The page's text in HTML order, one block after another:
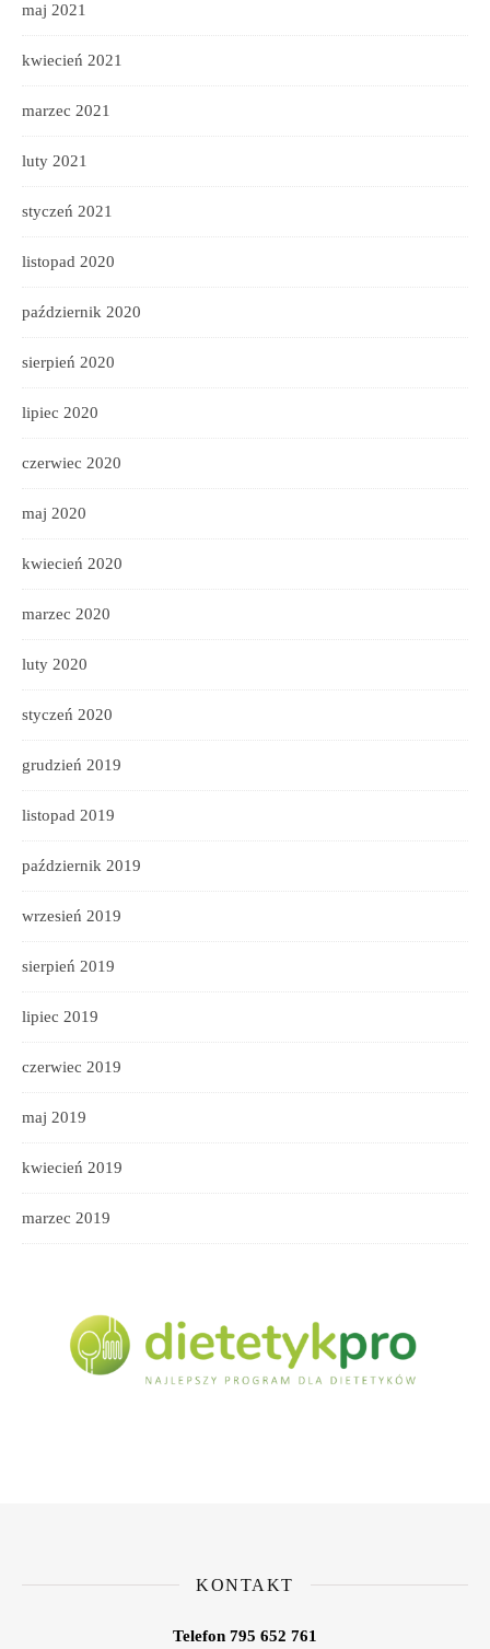
maj 2021
kwiecień 2021
marzec 2021
luty 2021
styczeń 2021
listopad 2020
październik 2020
sierpień 2020
lipiec 2020
czerwiec 2020
maj 2020
kwiecień 2020
marzec 2020
luty 2020
styczeń 2020
grudzień 2019
listopad 2019
październik 2019
wrzesień 2019
sierpień 2019
lipiec 2019
czerwiec 2019
maj 2019
kwiecień 2019
marzec 2019
KONTAKT
Telefon 795 652 761